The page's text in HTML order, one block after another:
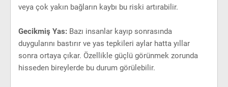
veya çok yakın bağların kaybı bu riski artırabilir.
Gecikmiş Yas: Bazı insanlar kayıp sonrasında
duygularını bastırır ve yas tepkileri aylar hatta yıllar
sonra ortaya çıkar. Özellikle güçlü görünmek zorunda
hisseden bireylerde bu durum görülebilir.